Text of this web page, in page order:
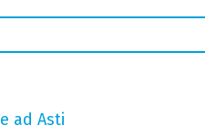
ad Asti